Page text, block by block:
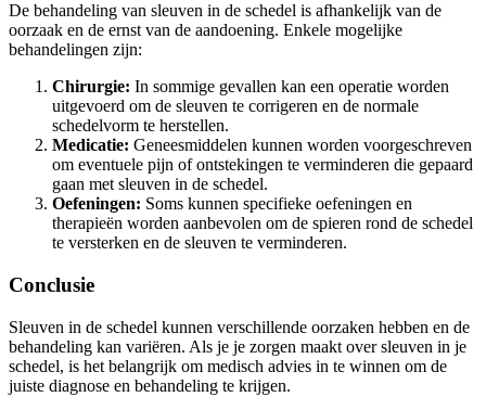
De behandeling van sleuven in de schedel is afhankelijk van de
oorzaak en de ernst van de aandoening. Enkele mogelijke
behandelingen zijn:
Chirurgie: In sommige gevallen kan een operatie worden
uitgevoerd om de sleuven te corrigeren en de normale
schedelvorm te herstellen.
Medicatie: Geneesmiddelen kunnen worden voorgeschreven
om eventuele pijn of ontstekingen te verminderen die gepaard
gaan met sleuven in de schedel.
Oefeningen: Soms kunnen specifieke oefeningen en
therapieën worden aanbevolen om de spieren rond de schedel
te versterken en de sleuven te verminderen.
Conclusie
Sleuven in de schedel kunnen verschillende oorzaken hebben en de
behandeling kan variëren. Als je je zorgen maakt over sleuven in je
schedel, is het belangrijk om medisch advies in te winnen om de
juiste diagnose en behandeling te krijgen.